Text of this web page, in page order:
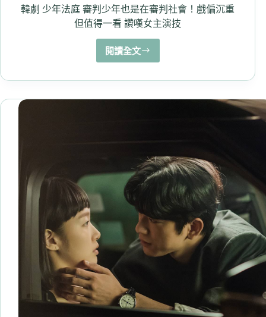
好
看
韓劇 少年法庭 審判少年也是在審判社會！戲偏沉重
但值得一看 讚嘆女主演技
閱讀全文
韓
少
年
也
是
在
判
社
會！
沉
重